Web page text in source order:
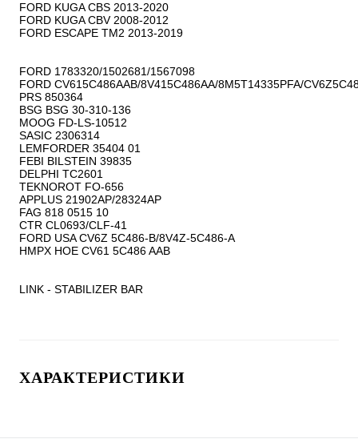
FORD KUGA CBS 2013-2020
FORD KUGA CBV 2008-2012
FORD ESCAPE TM2 2013-2019
FORD 1783320/1502681/1567098
FORD CV615C486AAB/8V415C486AA/8M5T14335PFA/
PRS 850364
BSG BSG 30-310-136
MOOG FD-LS-10512
SASIC 2306314
LEMFORDER 35404 01
FEBI BILSTEIN 39835
DELPHI TC2601
TEKNOROT FO-656
APPLUS 21902AP/28324AP
FAG 818 0515 10
CTR CL0693/CLF-41
FORD USA CV6Z 5C486-B/8V4Z-5C486-A
HMPX HOE CV61 5C486 AAB
LINK - STABILIZER BAR
ХАРАКТЕРИСТИКИ